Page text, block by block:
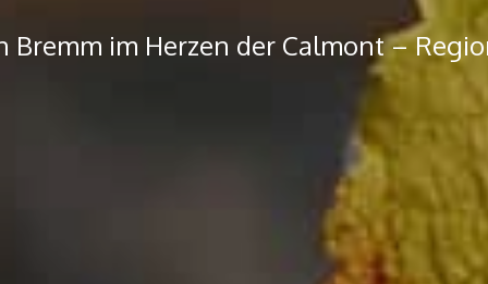
Bremm im Herzen der Calmont –